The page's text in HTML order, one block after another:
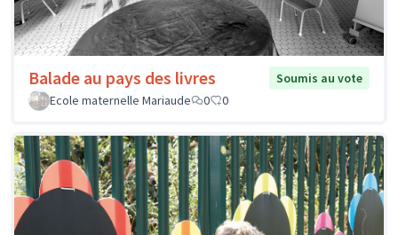
Balade au pays des livres
Soumis au vote
Ecole maternelle Mariaude
0 0